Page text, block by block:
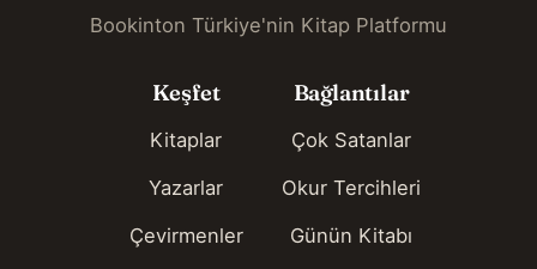
Bookinton Türkiye'nin Kitap Platformu
Keşfet
Kitaplar
Yazarlar
Çevirmenler
Bağlantılar
Çok Satanlar
Okur Tercihleri
Günün Kitabı